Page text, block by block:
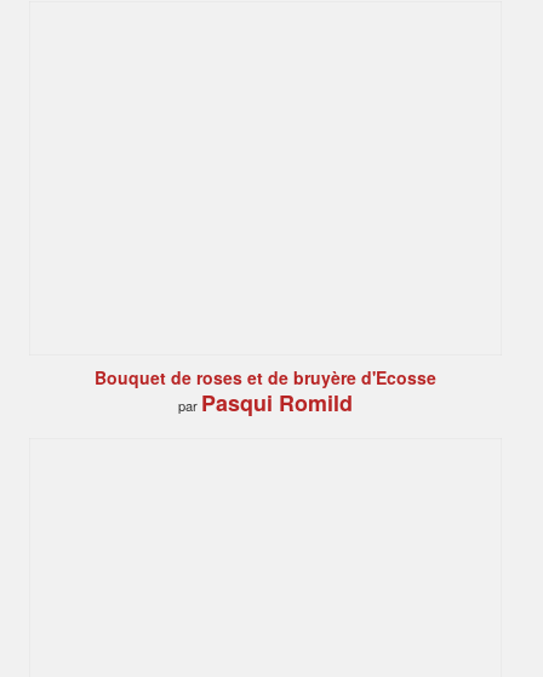
Bouquet de roses et de bruyère d'Ecosse
par Pasqui Romild